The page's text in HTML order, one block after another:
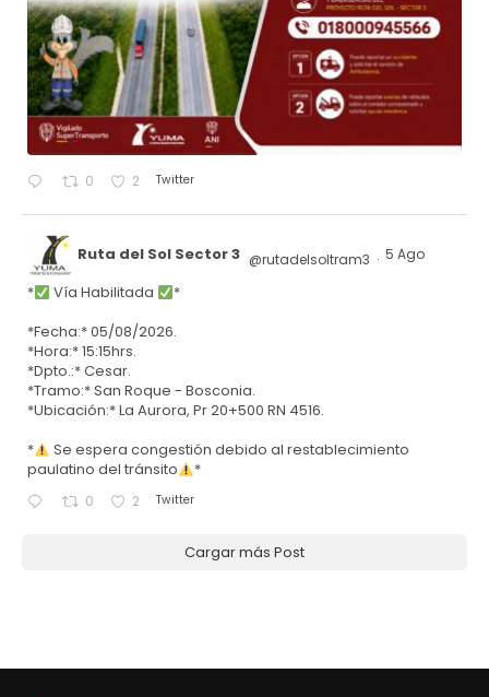
0 2 Twitter
Ruta del Sol Sector 3 @rutadelsoltram3 · 5 Ago
* Vía Habilitada
*
*Fecha:* 05/08/2026.
*Hora:* 15:15hrs.
*Dpto.:* Cesar.
*Tramo:* San Roque - Bosconia.
*Ubicación:* La Aurora, Pr 20+500 RN 4516.
*
Se espera congestión debido al restablecimiento
paulatino del tránsito
*
0 2 Twitter
Cargar más Post